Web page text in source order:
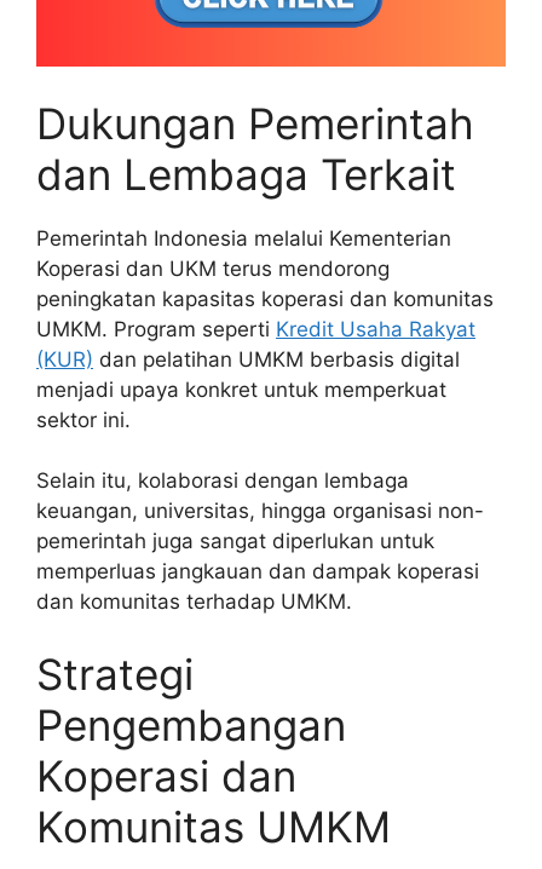
Dukungan Pemerintah
dan Lembaga Terkait
Pemerintah Indonesia melalui Kementerian
Koperasi dan UKM terus mendorong
peningkatan kapasitas koperasi dan komunitas
UMKM. Program seperti Kredit Usaha Rakyat
(KUR) dan pelatihan UMKM berbasis digital
menjadi upaya konkret untuk memperkuat
sektor ini.
Selain itu, kolaborasi dengan lembaga
keuangan, universitas, hingga organisasi non-
pemerintah juga sangat diperlukan untuk
memperluas jangkauan dan dampak koperasi
dan komunitas terhadap UMKM.
Strategi
Pengembangan
Koperasi dan
Komunitas UMKM